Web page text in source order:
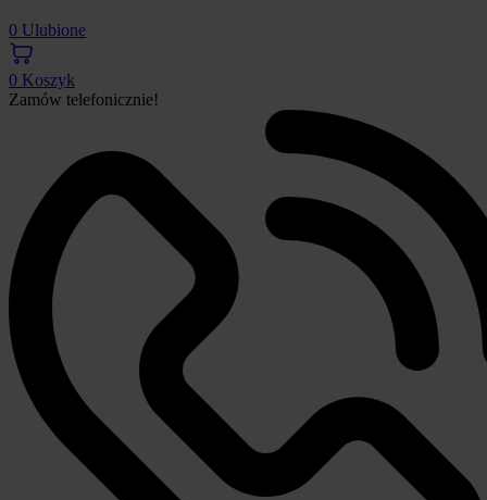
0 Ulubione
0 Koszyk
Zamów telefonicznie!